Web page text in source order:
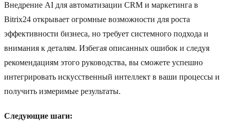
Внедрение AI для автоматизации CRM и маркетинга в
Bitrix24 открывает огромные возможности для роста
эффективности бизнеса, но требует системного подхода и
внимания к деталям. Избегая описанных ошибок и следуя
рекомендациям этого руководства, вы сможете успешно
интегрировать искусственный интеллект в ваши процессы и
получить измеримые результаты.
Следующие шаги: